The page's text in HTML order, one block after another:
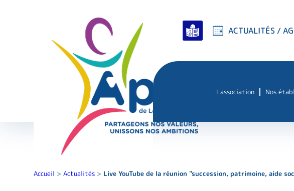
ACTUALITÉS /
L'association Nos
Accueil >Actualités > Live YouTube de la réunion "succession, patrimoine, aide